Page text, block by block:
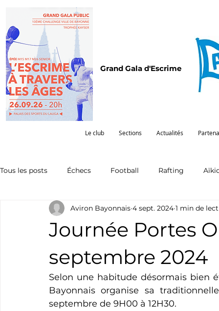
Grand Gala d'Escrime
Le club Sections Actualités
Tous les posts Échecs Football Rafting
Omnisports Partenariat Pelote Pentathlon
Tennis Triathlon
Cyclotourisme Surf Basket
Journée Portes
septembre 2024
Aviron Bayonnais 4 sept. 2024 1 min de
Selon une habitude désormais bien
Bayonnais organise sa
septembre de 9H00 à 12H30.